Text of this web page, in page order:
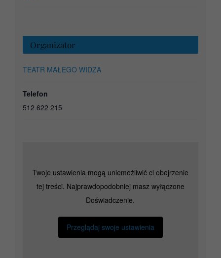
Organizator
TEATR MAŁEGO WIDZA
Telefon
512 622 215
Twoje ustawienia mogą uniemożliwić ci obejrzenie
tej treści. Najprawdopodobniej masz wyłączone
Doświadczenie.
Przeglądaj swoje ustawienia